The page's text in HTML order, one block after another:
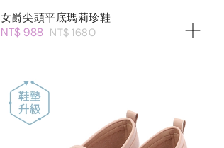
女爵尖頭平底瑪莉珍鞋
NT$ 988 NT$ 1680